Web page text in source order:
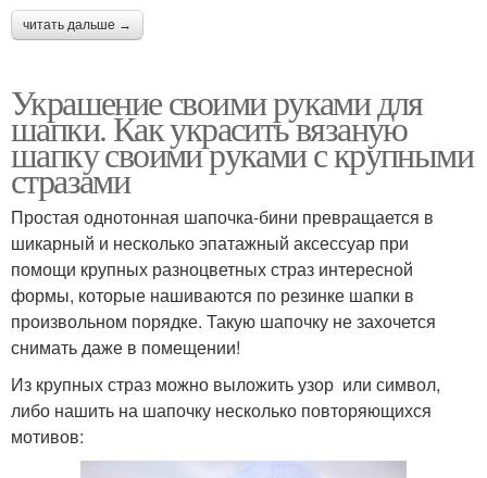
читать дальше →
Украшение своими руками для
шапки. Как украсить вязаную
шапку своими руками с крупными
стразами
Простая однотонная шапочка-бини превращается в
шикарный и несколько эпатажный аксессуар при
помощи крупных разноцветных страз интересной
формы, которые нашиваются по резинке шапки в
произвольном порядке. Такую шапочку не захочется
снимать даже в помещении!
Из крупных страз можно выложить узор или символ,
либо нашить на шапочку несколько повторяющихся
мотивов: